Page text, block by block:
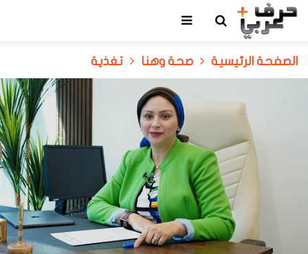
الصفحة الرئيسية صحة وهنا تغذية